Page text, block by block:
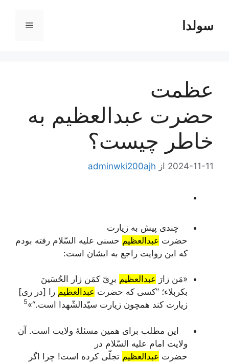
محتواسولدا فهرست
عظمت
حضرت عبدالعظیم به
خاطر چیست؟
2024-11-11 از adminwki200ajh
چندی پیش به زیارت
حضرت عبدالعظیم حسنی علیه السّلام رفته بودم
که این روایت راجع به ایشان است:
«مَن زارَ عبدالعظیم برِیّ کمَن زار الحُسَینَ
بکربلاء؛ ”کسی که حضرت عبدالعظیم را [در ری]
زیارت کند همچون زیارت سیّدالشّهدا است.“»5
این مطلب برای همین مسئلۀ ولایت است. آن
ولایت امام علیه السّلام در
حضرت عبدالعظیم تجلّی کرده است! چرا اگر